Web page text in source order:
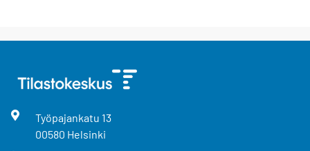
Työpajankatu 13
00580 Helsinki